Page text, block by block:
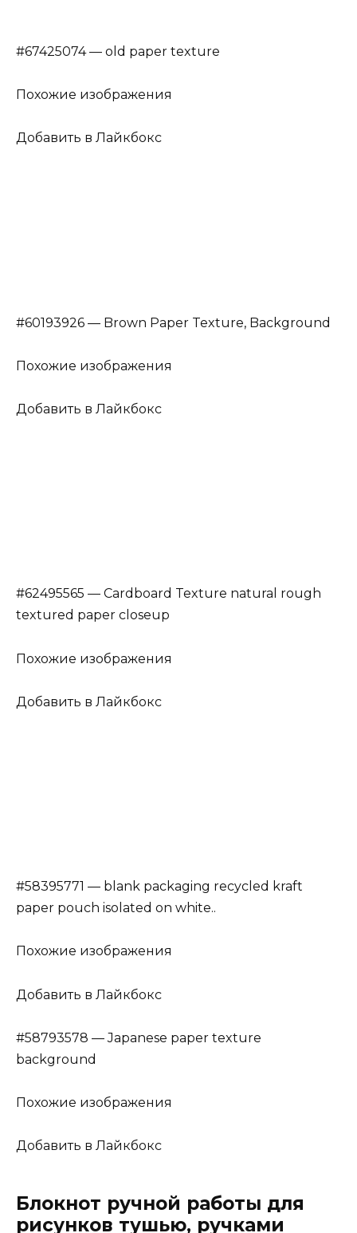
#67425074 — old paper texture
Похожие изображения
Добавить в Лайкбокс
#60193926 — Brown Paper Texture, Background
Похожие изображения
Добавить в Лайкбокс
#62495565 — Cardboard Texture natural rough
textured paper closeup
Похожие изображения
Добавить в Лайкбокс
#58395771 — blank packaging recycled kraft
paper pouch isolated on white..
Похожие изображения
Добавить в Лайкбокс
#58793578 — Japanese paper texture
background
Похожие изображения
Добавить в Лайкбокс
Блокнот ручной работы для
рисунков тушью, ручками